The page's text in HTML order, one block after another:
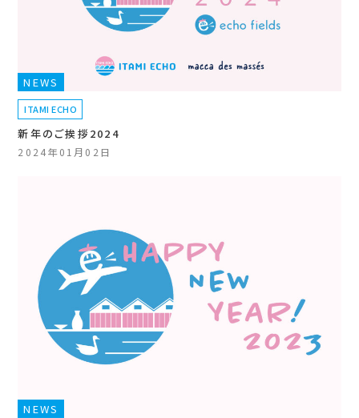
NEWS
ITAMI ECHO
新年のご挨拶2024
2024年01月02日
NEWS